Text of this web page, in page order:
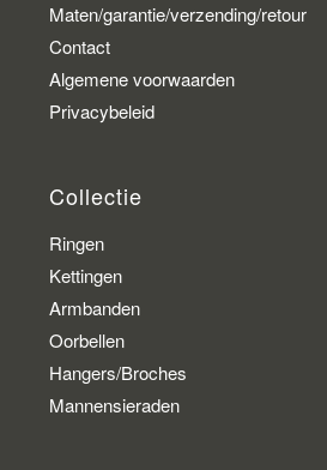
Maten/garantie/verzending/retour
Contact
Algemene voorwaarden
Privacybeleid
Collectie
Ringen
Kettingen
Armbanden
Oorbellen
Hangers/Broches
Mannensieraden